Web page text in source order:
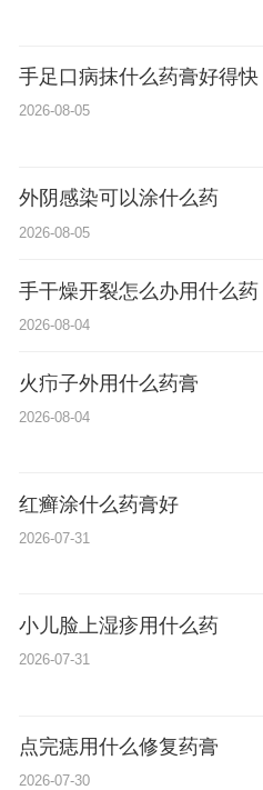
手足口病抹什么药膏好得快
2026-08-05
外阴感染可以涂什么药
2026-08-05
手干燥开裂怎么办用什么药
2026-08-04
火疖子外用什么药膏
2026-08-04
红癣涂什么药膏好
2026-07-31
小儿脸上湿疹用什么药
2026-07-31
点完痣用什么修复药膏
2026-07-30